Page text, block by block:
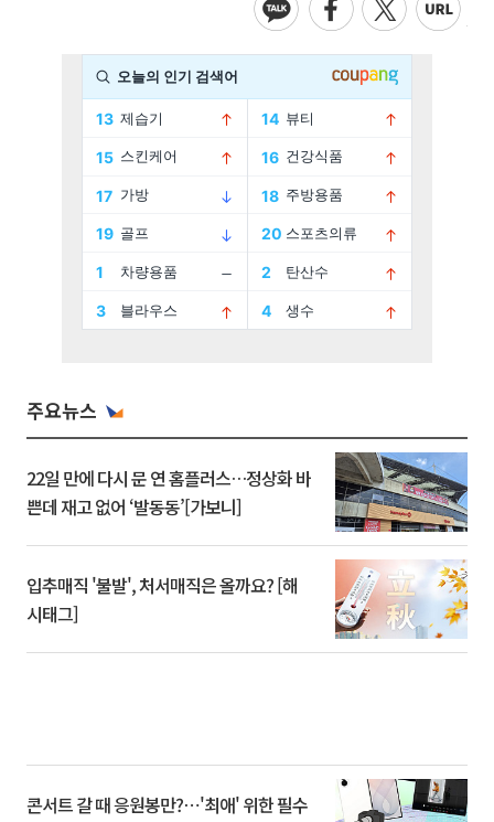
주요뉴스
22일 만에 다시 문 연 홈플러스…정상화 바
쁜데 재고 없어 ‘발동동’[가보니]
입추매직 '불발', 처서매직은 올까요? [해
시태그]
콘서트 갈 때 응원봉만?⋯'최애' 위한 필수